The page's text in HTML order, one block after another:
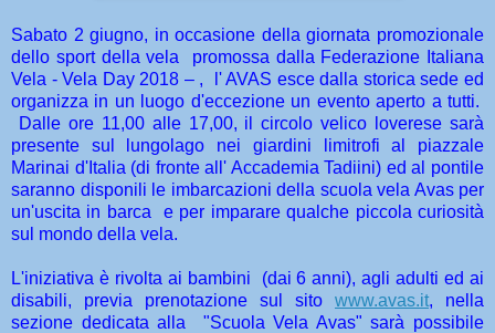
Sabato 2 giugno, in occasione della giornata promozionale
dello sport della vela promossa dalla Federazione Italiana
Vela - Vela Day 2018 – , l' AVAS esce dalla storica sede ed
organizza in un luogo d'eccezione un evento aperto a tutti.
Dalle ore 11,00 alle 17,00, il circolo velico loverese sarà
presente sul lungolago nei giardini limitrofi al piazzale
Marinai d'Italia (di fronte all' Accademia Tadiini) ed al pontile
saranno disponili le imbarcazioni della scuola vela Avas per
un'uscita in barca e per imparare qualche piccola curiosità
sul mondo della vela.
L'iniziativa è rivolta ai bambini (dai 6 anni), agli adulti ed ai
disabili, previa prenotazione sul sito www.avas.it, nella
sezione dedicata alla "Scuola Vela Avas" sarà possibile